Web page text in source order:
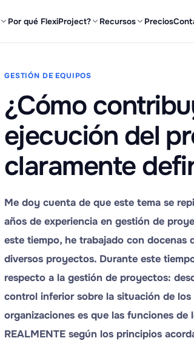
Por qué FlexiProject? Recursos Precios
GESTIÓN DE EQUIPOS
¿Cómo
ejecución del
claramente
Me doy cuenta de que este tema se
años de experiencia en gestión de
este tiempo, he trabajado con docenas
diversos proyectos. Durante este
respecto a la gestión de proyectos:
control inferior sobre la situación de
organizaciones es que las funciones
REALMENTE según los principios